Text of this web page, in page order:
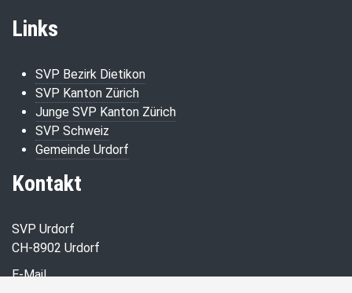
Links
SVP Bezirk Dietikon
SVP Kanton Zürich
Junge SVP Kanton Zürich
SVP Schweiz
Gemeinde Urdorf
Kontakt
SVP Urdorf
CH-8902 Urdorf
E-Mail